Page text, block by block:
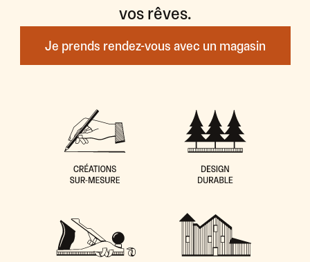
vos rêves.
Je prends rendez-vous avec un magasin